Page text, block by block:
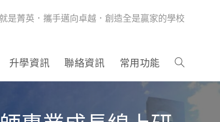
是菁英．攜手邁向卓越．創造全是贏家的學校
升學資訊 聯絡資訊 常用功能